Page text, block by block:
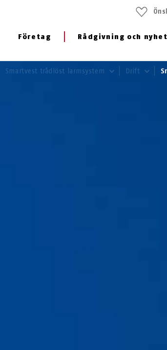
Företag Rådgivning och
Smartvest trådlöst larmsystem Drift